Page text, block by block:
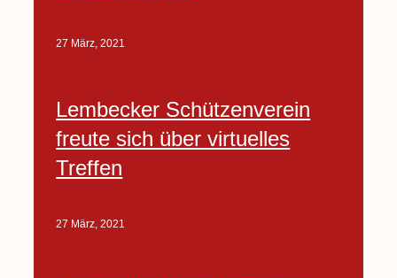
27 März, 2021
Lembecker Schützenverein
freute sich über virtuelles
Treffen
27 März, 2021